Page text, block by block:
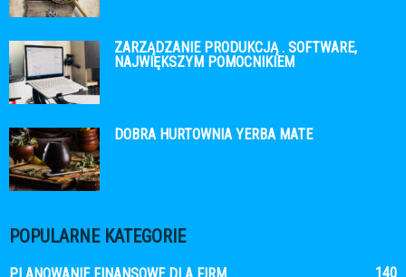
ZARZĄDZANIE PRODUKCJĄ . SOFTWARE,
NAJWIĘKSZYM POMOCNIKIEM
DOBRA HURTOWNIA YERBA MATE
POPULARNE KATEGORIE
140